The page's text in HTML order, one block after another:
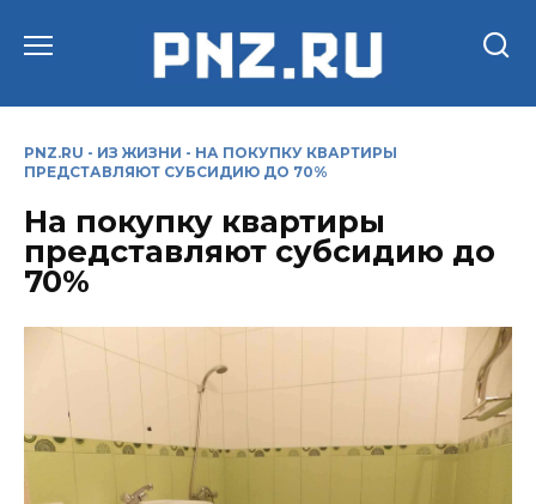
PNZ.RU - ИЗ ЖИЗНИ - НА ПОКУПКУ КВАРТИРЫ
ПРЕДСТАВЛЯЮТ СУБСИДИЮ ДО 70%
На покупку квартиры
представляют субсидию до
70%